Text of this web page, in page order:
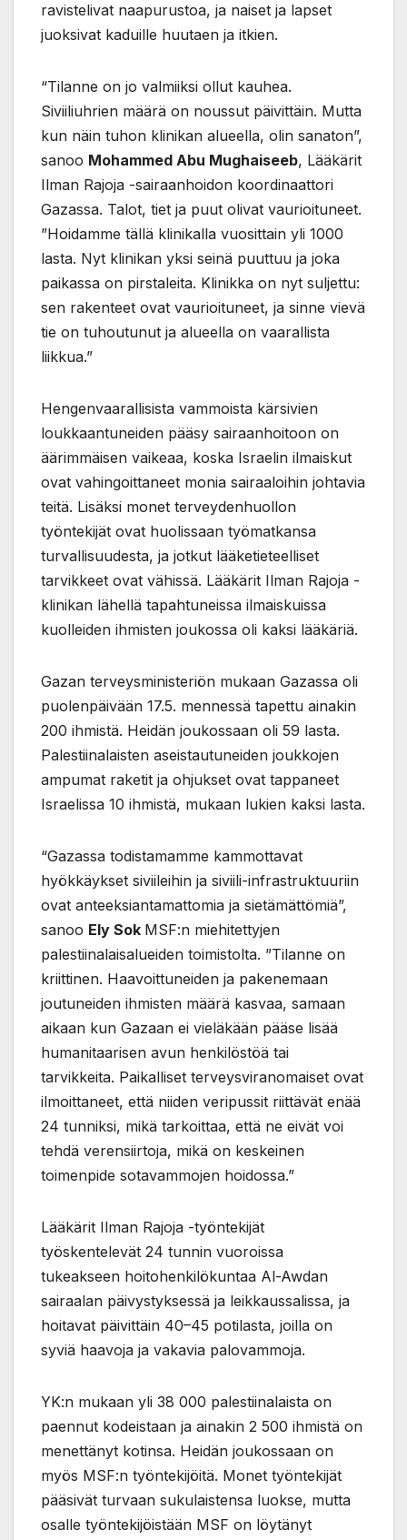
ravistelivat naapurustoa, ja naiset ja lapset
juoksivat kaduille huutaen ja itkien.
“Tilanne on jo valmiiksi ollut kauhea.
Siviiliuhrien määrä on noussut päivittäin. Mutta
kun näin tuhon klinikan alueella, olin sanaton”,
sanoo Mohammed Abu Mughaiseeb, Lääkärit
Ilman Rajoja -sairaanhoidon koordinaattori
Gazassa. Talot, tiet ja puut olivat vaurioituneet.
”Hoidamme tällä klinikalla vuosittain yli 1000
lasta. Nyt klinikan yksi seinä puuttuu ja joka
paikassa on pirstaleita. Klinikka on nyt suljettu:
sen rakenteet ovat vaurioituneet, ja sinne vievä
tie on tuhoutunut ja alueella on vaarallista
liikkua.”
Hengenvaarallisista vammoista kärsivien
loukkaantuneiden pääsy sairaanhoitoon on
äärimmäisen vaikeaa, koska Israelin ilmaiskut
ovat vahingoittaneet monia sairaaloihin johtavia
teitä. Lisäksi monet terveydenhuollon
työntekijät ovat huolissaan työmatkansa
turvallisuudesta, ja jotkut lääketieteelliset
tarvikkeet ovat vähissä. Lääkärit Ilman Rajoja -
klinikan lähellä tapahtuneissa ilmaiskuissa
kuolleiden ihmisten joukossa oli kaksi lääkäriä.
Gazan terveysministeriön mukaan Gazassa oli
puolenpäivään 17.5. mennessä tapettu ainakin
200 ihmistä. Heidän joukossaan oli 59 lasta.
Palestiinalaisten aseistautuneiden joukkojen
ampumat raketit ja ohjukset ovat tappaneet
Israelissa 10 ihmistä, mukaan lukien kaksi lasta.
“Gazassa todistamamme kammottavat
hyökkäykset siviileihin ja siviili-infrastruktuuriin
ovat anteeksiantamattomia ja sietämättömiä”,
sanoo Ely Sok MSF:n miehitettyjen
palestiinalaisalueiden toimistolta. ”Tilanne on
kriittinen. Haavoittuneiden ja pakenemaan
joutuneiden ihmisten määrä kasvaa, samaan
aikaan kun Gazaan ei vieläkään pääse lisää
humanitaarisen avun henkilöstöä tai
tarvikkeita. Paikalliset terveysviranomaiset ovat
ilmoittaneet, että niiden veripussit riittävät enää
24 tunniksi, mikä tarkoittaa, että ne eivät voi
tehdä verensiirtoja, mikä on keskeinen
toimenpide sotavammojen hoidossa.”
Lääkärit Ilman Rajoja -työntekijät
työskentelevät 24 tunnin vuoroissa
tukeakseen hoitohenkilökuntaa Al-Awdan
sairaalan päivystyksessä ja leikkaussalissa, ja
hoitavat päivittäin 40–45 potilasta, joilla on
syviä haavoja ja vakavia palovammoja.
YK:n mukaan yli 38 000 palestiinalaista on
paennut kodeistaan ja ainakin 2 500 ihmistä on
menettänyt kotinsa. Heidän joukossaan on
myös MSF:n työntekijöitä. Monet työntekijät
pääsivät turvaan sukulaistensa luokse, mutta
osalle työntekijöistään MSF on löytänyt